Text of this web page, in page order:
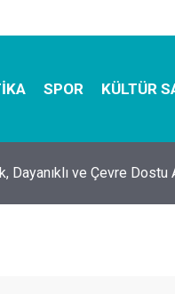
SPOR KÜLTÜR
Dayanıklı ve Çevre Dostu